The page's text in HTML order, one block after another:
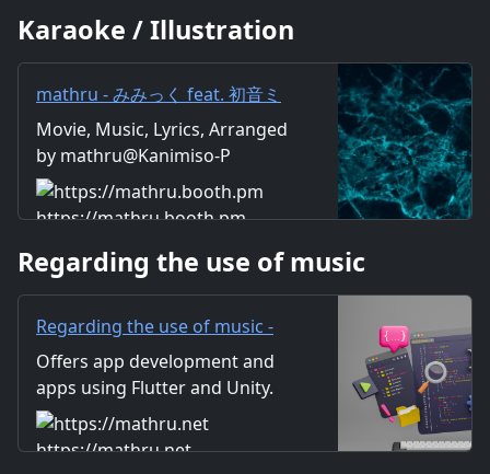
Arrange：mathru Sing：Miku
て 寒い風 温もりに変えて 駅の
前 キミと待ち合わせ 早足で歩
を進めていく 街の声 聞こえない
フリで 夕闇へ身を染めていけ
ば 道の前 信号赤だね 前ならえ
一斉に進め 本音押さえて社会へ
don’t wanna gain. 駆け抜けてい
った
Karaoke / Illustration
mathru - みみっく feat. 初音ミ
ク - Mimic feat. Miku Hatsune -
mathruねっと - BOOTH
Movie, Music, Lyrics, Arranged
by mathru@Kanimiso-P
https://mathru.booth.pm
Regarding the use of music
Regarding the use of music -
mathru.net | App
Development with Flutter,
Unity/Music and Video
Production/Material
Distribution
Offers app development and
apps using Flutter and Unity.
Includes information on music
and videos created by the
https://mathru.net